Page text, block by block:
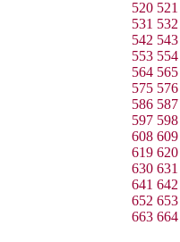
520 521
531 532
542 543
553 554
564 565
575 576
586 587
597 598
608 609
619 620
630 631
641 642
652 653
663 664